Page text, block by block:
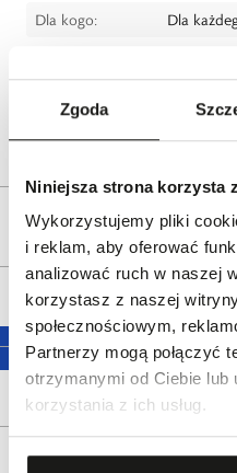
Zgoda
Niniejsza strona korzysta
Wykorzystujemy pliki
i reklam, aby oferować
analizować ruch w naszej
korzystasz z naszej
społecznościowym,
Partnerzy mogą połączyć
otrzymanymi od Ciebie lub
korzystania z ich usług.
Dla kogo:
Dla
ul. Pilotów
e-mail:
Bezpieczeństwo:
Opis produktu
Wysyłka
Reklamacje i zwroty